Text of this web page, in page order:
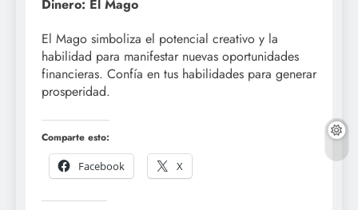
Dinero: El Mago
El Mago simboliza el potencial creativo y la
habilidad para manifestar nuevas oportunidades
financieras. Confía en tus habilidades para generar
prosperidad.
Comparte esto:
Facebook
X